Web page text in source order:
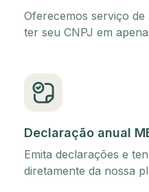
Oferecemos serviço
ter seu CNPJ em
Declaração anual
Emita declarações e
diretamente da nossa